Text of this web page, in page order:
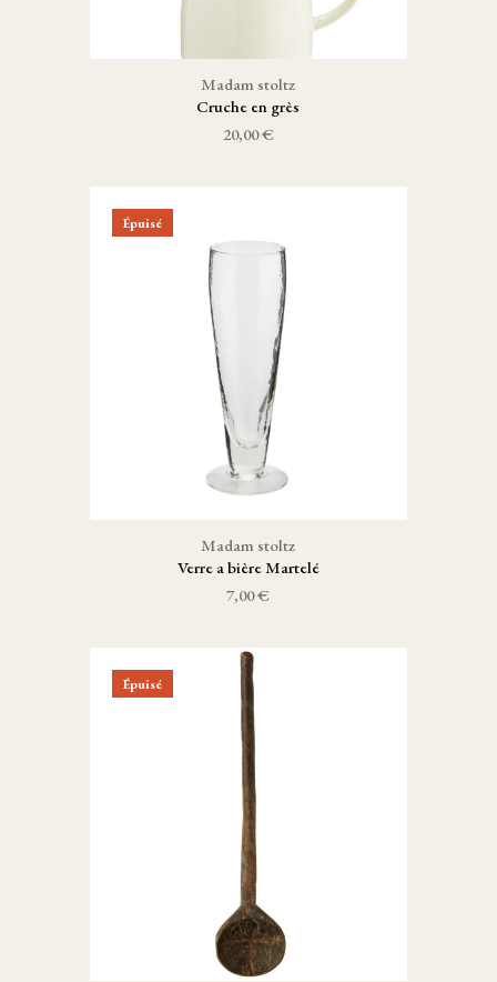
Madam stoltz
Cruche en grès
20,00 €
Épuisé
Madam stoltz
Verre a bière Martelé
7,00 €
Épuisé